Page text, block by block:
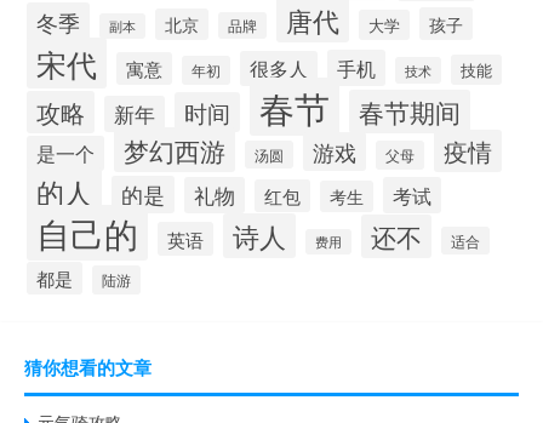
冬季 副本 北京 品牌 唐代 大学 孩子
宋代 寓意 年初 很多人 手机 技术 技能
攻略 新年 时间 春节 春节期间
是一个 梦幻西游 汤圆 游戏 父母 疫情
的人 的是 礼物 红包 考生 考试
自己的 英语 诗人 费用 还不 适合
都是 陆游
猜你想看的文章